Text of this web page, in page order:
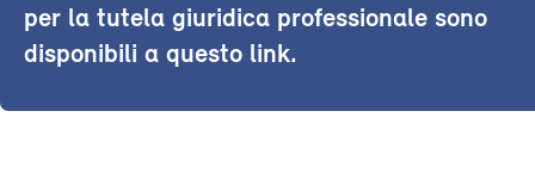
per la tutela giuridica professionale sono
disponibili a questo link.